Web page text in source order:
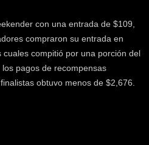
con una entrada de $109,
compraron su entrada en
compitió por una porción del
pagos de recompensas
obtuvo menos de $2,676.